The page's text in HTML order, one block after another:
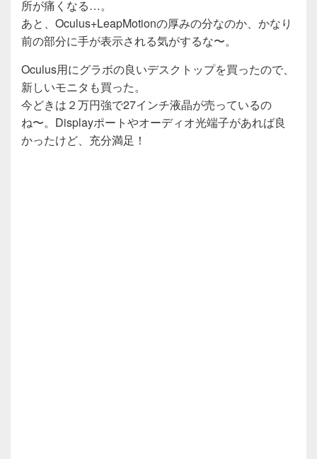
所が痛くなる…。
あと、Oculus+LeapMotionの厚みの分なのか、かなり
前の部分に手が表示される気がするな〜。
Oculus用にグラボの良いデスクトップを買ったので、
新しいモニタも買った。
今どきは２万円強で27インチ液晶が売っているの
ね〜。Displayポートやオーディオ光端子があれば良
かったけど、充分満足！